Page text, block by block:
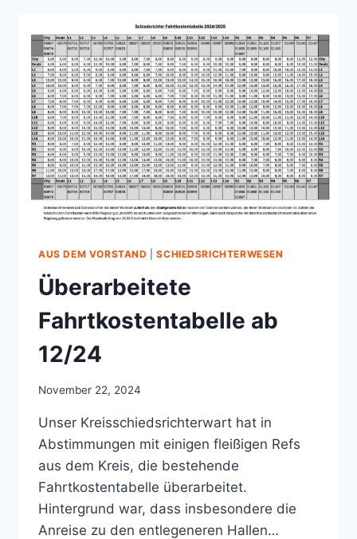
AUS DEM VORSTAND |SCHIEDSRICHTERWESEN
Überarbeitete
Fahrtkostentabelle ab
12/24
November 22, 2024
Unser Kreisschiedsrichterwart hat in
Abstimmungen mit einigen fleißigen Refs
aus dem Kreis, die bestehende
Fahrtkostentabelle überarbeitet.
Hintergrund war, dass insbesondere die
Anreise zu den entlegeneren Hallen…